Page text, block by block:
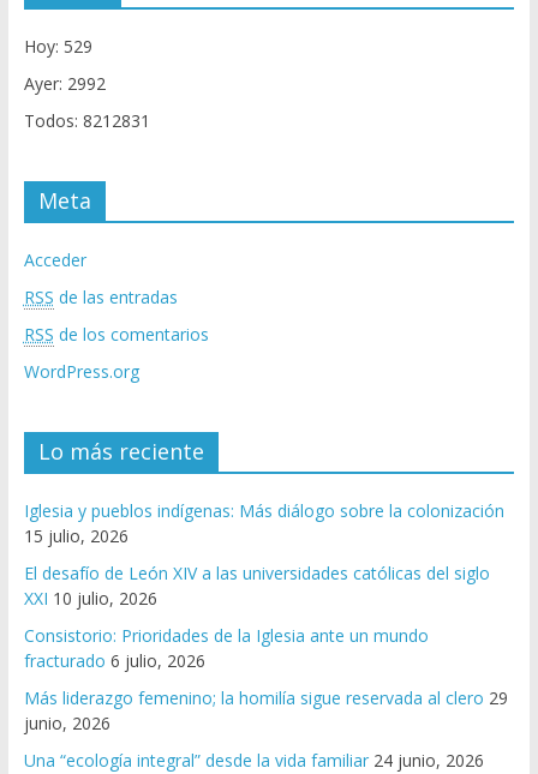
Hoy: 529
Ayer: 2992
Todos: 8212831
Meta
Acceder
RSS de las entradas
RSS de los comentarios
WordPress.org
Lo más reciente
Iglesia y pueblos indígenas: Más diálogo sobre la colonización
15 julio, 2026
El desafío de León XIV a las universidades católicas del siglo
XXI 10 julio, 2026
Consistorio: Prioridades de la Iglesia ante un mundo
fracturado 6 julio, 2026
Más liderazgo femenino; la homilía sigue reservada al clero 29
junio, 2026
Una “ecología integral” desde la vida familiar 24 junio, 2026